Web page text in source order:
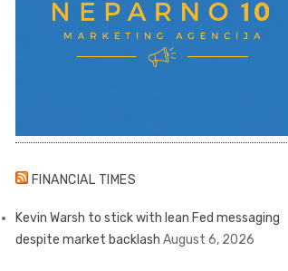
FINANCIAL TIMES
Kevin Warsh to stick with lean Fed messaging
despite market backlash August 6, 2026